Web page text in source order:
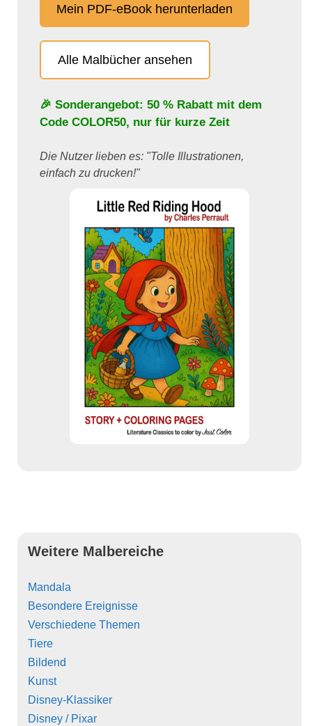
Mein PDF-eBook herunterladen
Alle Malbücher ansehen
🎉 Sonderangebot: 50 % Rabatt mit dem
Code COLOR50, nur für kurze Zeit
Die Nutzer lieben es: "Tolle Illustrationen,
einfach zu drucken!"
Weitere Malbereiche
Mandala
Besondere Ereignisse
Verschiedene Themen
Tiere
Bildend
Kunst
Disney-Klassiker
Disney / Pixar